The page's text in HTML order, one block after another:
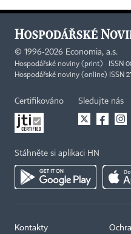
© 1996-2026 Economia, a.s.
Hospodářské noviny (print) ISSN
Hospodářské noviny (online) ISSN
Certifikováno Sledujte nás
Stáhněte si aplikaci HN
Kontakty